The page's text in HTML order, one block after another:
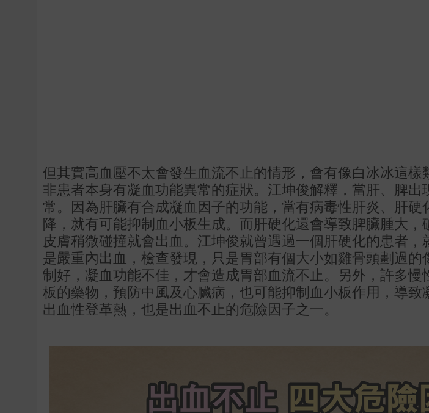
但其實高血壓不太會發生血流不止的情形，會有像白冰冰這樣
非患者本身有凝血功能異常的症狀。江坤俊解釋，當肝、脾
常。因為肝臟有合成凝血因子的功能，當有病毒性肝炎、肝
降，就有可能抑制血小板生成。而肝硬化還會導致脾臟腫大
皮膚稍微碰撞就會出血。江坤俊就曾遇過一個肝硬化的患者
是嚴重內出血，檢查發現，只是胃部有個大小如雞骨頭劃過
制好，凝血功能不佳，才會造成胃部血流不止。另外，許多
板的藥物，預防中風及心臟病，也可能抑制血小板作用，導致
出血性登革熱，也是出血不止的危險因子之一。